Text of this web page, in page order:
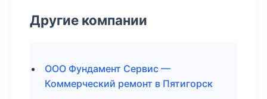
Другие компании
ООО Фундамент Сервис —
Коммерческий ремонт в Пятигорск